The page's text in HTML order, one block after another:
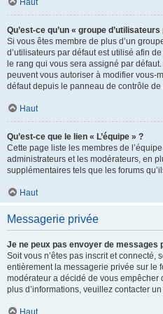
Haut
Qu’est-ce qu’un « groupe
Si vous êtes membre de plus d’un
d’utilisateurs par défaut est utilisé afin
le rang qui vous sera assigné par
peuvent vous autoriser à modifier vous-
défaut depuis le panneau de contrôle de
Haut
Qu’est-ce que le lien « L’équipe » ?
Cette page liste les membres de
administrateurs et les modérateurs, en
supplémentaires tels que les forums
Haut
Messagerie privée
Je ne peux pas envoyer de messages
Soit vous n’êtes pas inscrit et connecté,
entièrement la messagerie privée sur le
modérateur a décidé de vous empêcher
plus d’informations, veuillez contacter
Haut